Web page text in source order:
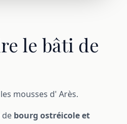
le bâti de
mousses d' Arès.
de bourg ostréicole et